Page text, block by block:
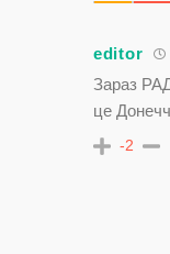
editor
Зараз
це
-2